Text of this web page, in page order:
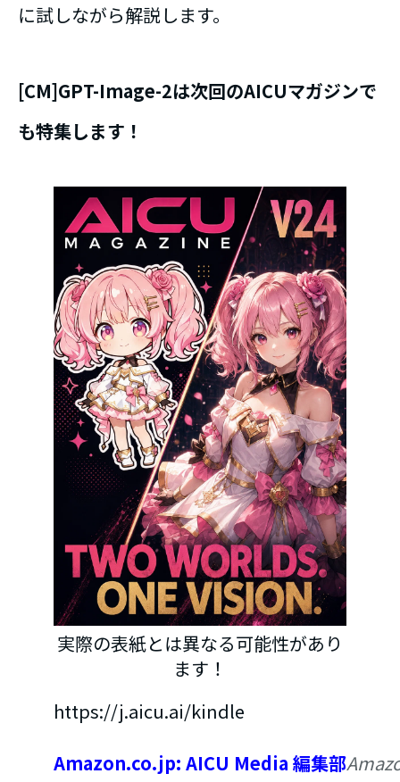
に試しながら解説します。
[CM]GPT-Image-2は次回のAICUマガジンで
も特集します！
実際の表紙とは異なる可能性があり
ます！
https://j.aicu.ai/kindle
Amazon.co.jp: AICU Media 編集部